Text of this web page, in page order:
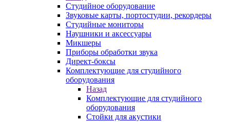
Студийное оборудование
Звуковые карты, портостудии, рекордеры
Студийные мониторы
Наушники и аксессуары
Микшеры
Приборы обработки звука
Директ-боксы
Комплектующие для студийного
оборудования
Назад
Комплектующие для студийного
оборудования
Стойки для акустики